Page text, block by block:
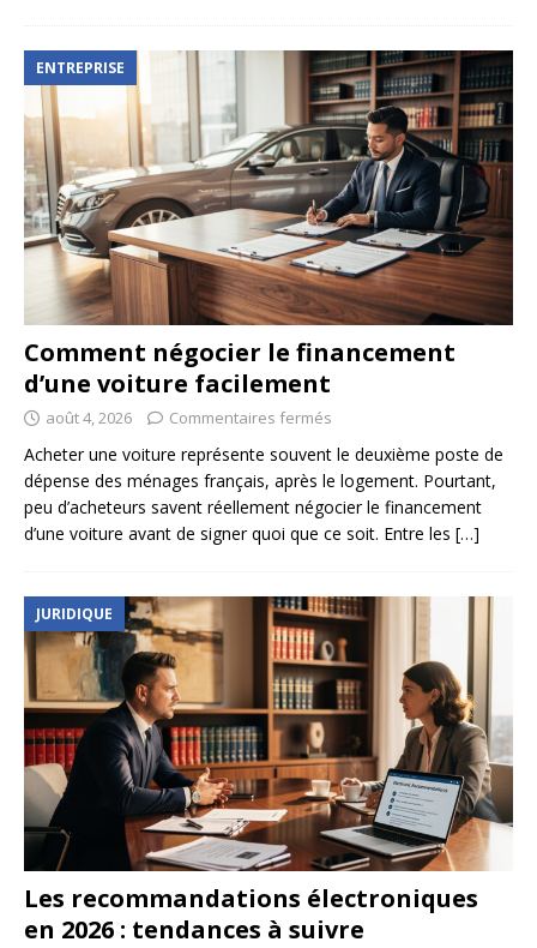
ENTREPRISE
Comment négocier le financement
d’une voiture facilement
août 4, 2026 Commentaires fermés
Acheter une voiture représente souvent le deuxième poste de
dépense des ménages français, après le logement. Pourtant,
peu d’acheteurs savent réellement négocier le financement
d’une voiture avant de signer quoi que ce soit. Entre les […]
JURIDIQUE
Les recommandations électroniques
en 2026 : tendances à suivre